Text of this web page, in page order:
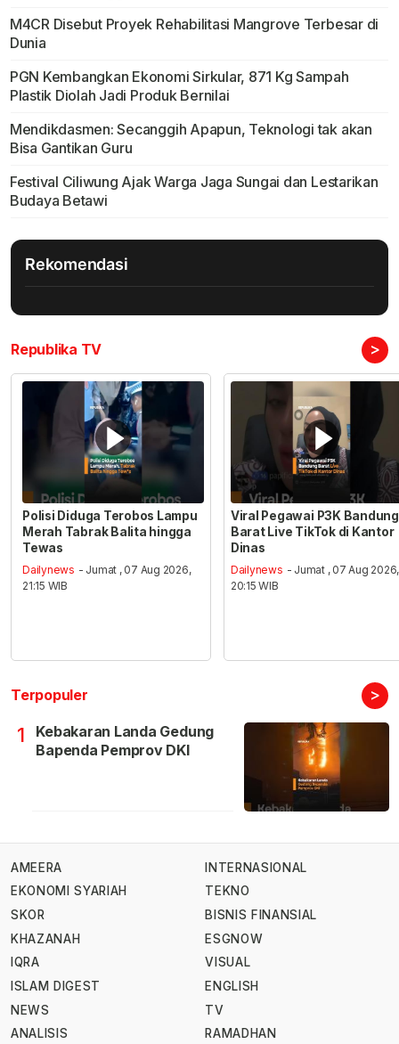
M4CR Disebut Proyek Rehabilitasi Mangrove Terbesar di
Dunia
PGN Kembangkan Ekonomi Sirkular, 871 Kg Sampah
Plastik Diolah Jadi Produk Bernilai
Mendikdasmen: Secanggih Apapun, Teknologi tak akan
Bisa Gantikan Guru
Festival Ciliwung Ajak Warga Jaga Sungai dan Lestarikan
Budaya Betawi
Rekomendasi
Republika TV >
Polisi Diduga Terobos Lampu
Merah Tabrak Balita hingga
Tewas
Dailynews - Jumat , 07 Aug 2026,
21:15 WIB
Viral Pegawai P3K Bandung
Barat Live TikTok di Kantor
Dinas
Dailynews - Jumat , 07 Aug 2026,
20:15 WIB
Terpopuler >
1
Kebakaran Landa Gedung
Bapenda Pemprov DKI
AMEERA
EKONOMI SYARIAH
SKOR
KHAZANAH
IQRA
ISLAM DIGEST
NEWS
ANALISIS
INTERNASIONAL
TEKNO
BISNIS FINANSIAL
ESGNOW
VISUAL
ENGLISH
TV
RAMADHAN